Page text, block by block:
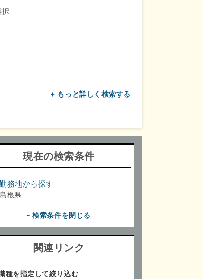
択
+ もっと詳しく検索する
現在の検索条件
務地から探す
島根県
- 検索条件を閉じる
関連リンク
種を指定して絞り込む